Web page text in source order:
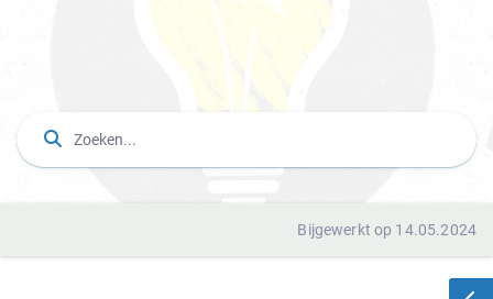
Bijgewerkt op 14.05.2024